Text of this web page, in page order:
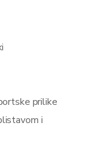
prilike
i